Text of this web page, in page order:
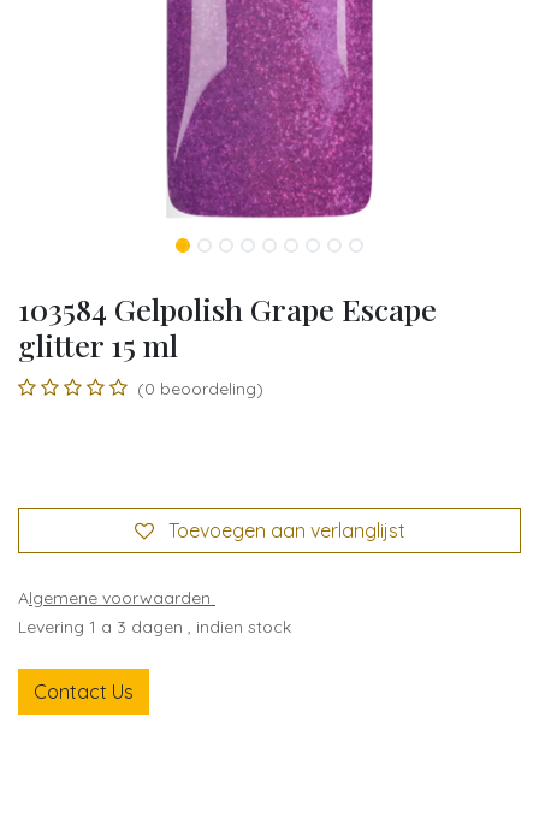
103584 Gelpolish Grape Escape
glitter 15 ml
(0 beoordeling)
Toevoegen aan verlanglijst
Algemene voorwaarden
Levering 1 a 3 dagen , indien stock
Contact Us